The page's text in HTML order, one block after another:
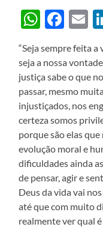
“Seja sempre feita
seja a nossa
justiça sabe o que
passar, mesmo
injustiçados, nos
certeza somos
porque são elas
evolução moral e
dificuldades ainda
de pensar, agir e
Deus da vida vai
até que com muito
realmente ver qual